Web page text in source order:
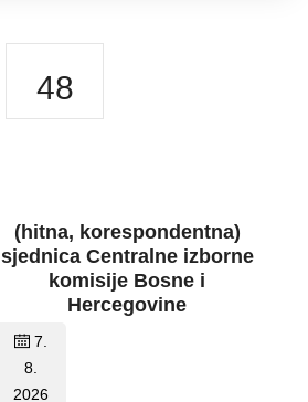
48
(hitna, korespondentna)
sjednica Centralne izborne
komisije Bosne i
Hercegovine
7.
8.
2026